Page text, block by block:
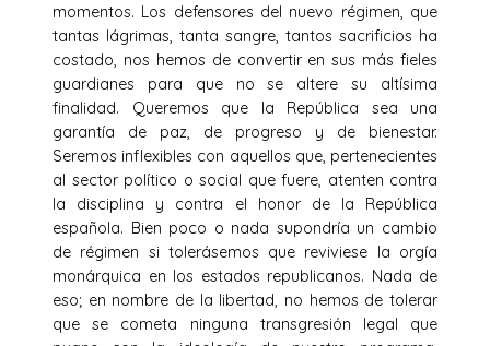
momentos. Los defensores del nuevo régimen, que
tantas lágrimas, tanta sangre, tantos sacrificios ha
costado, nos hemos de convertir en sus más fieles
guardianes para que no se altere su altísima
finalidad. Queremos que la República sea una
garantía de paz, de progreso y de bienestar.
Seremos inflexibles con aquellos que, pertenecientes
al sector político o social que fuere, atenten contra
la disciplina y contra el honor de la República
española. Bien poco o nada supondría un cambio
de régimen si tolerásemos que reviviese la orgía
monárquica en los estados republicanos. Nada de
eso; en nombre de la libertad, no hemos de tolerar
que se cometa ninguna transgresión legal que